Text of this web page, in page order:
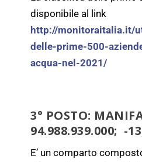
disponibile al link
http://monitoraitalia.it/
delle-prime-500-
acqua-nel-2021/
3° POSTO:
94.988.939.000; -
E’ un comparto